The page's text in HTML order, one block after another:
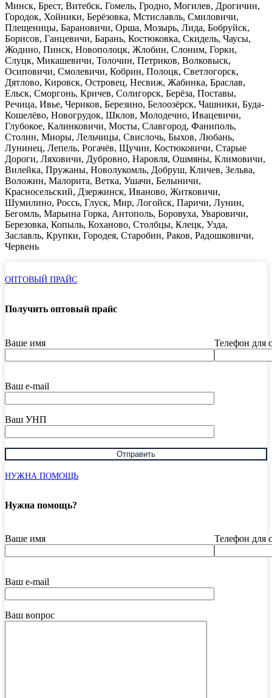
Минск, Брест, Витебск, Гомель, Гродно, Могилев, Дрогичин,
Городок, Хойники, Берёзовка, Мстиславль, Смиловичи,
Плещеницы, Барановичи, Орша, Мозырь, Лида, Бобруйск,
Борисов, Ганцевичи, Барань, Костюковка, Скидель, Чаусы,
Жодино, Пинск, Новополоцк, Жлобин, Слоним, Горки,
Слуцк, Микашевичи, Толочин, Петриков, Волковыск,
Осиповичи, Смолевичи, Кобрин, Полоцк, Светлогорск,
Дятлово, Кировск, Островец, Несвиж, Жабинка, Браслав,
Ельск, Сморгонь, Кричев, Солигорск, Берёза, Поставы,
Речица, Ивье, Чериков, Березино, Белоозёрск, Чашники, Буда-
Кошелёво, Новогрудок, Шклов, Молодечно, Ивацевичи,
Глубокое, Калинковичи, Мосты, Славгород, Фаниполь,
Столин, Миоры, Лельчицы, Свислочь, Быхов, Любань,
Лунинец, Лепель, Рогачёв, Щучин, Костюковичи, Старые
Дороги, Ляховичи, Дубровно, Наровля, Ошмяны, Климовичи,
Вилейка, Пружаны, Новолукомль, Добруш, Кличев, Зельва,
Воложин, Малорита, Ветка, Ушачи, Белыничи,
Красносельский, Дзержинск, Иваново, Житковичи,
Шумилино, Россь, Глуск, Мир, Логойск, Паричи, Лунин,
Бегомль, Марьина Горка, Антополь, Боровуха, Уваровичи,
Березовка, Копыль, Коханово, Столбцы, Клецк, Узда,
Заславль, Крупки, Городея, Старобин, Раков, Радошковичи,
Червень
ОПТОВЫЙ ПРАЙС
Получить оптовый прайс
Ваше имя Телефон для
Ваш e-mail
Ваш УНП
НУЖНА ПОМОЩЬ
Нужна помощь?
Ваше имя Телефон для
Ваш e-mail
Ваш вопрос